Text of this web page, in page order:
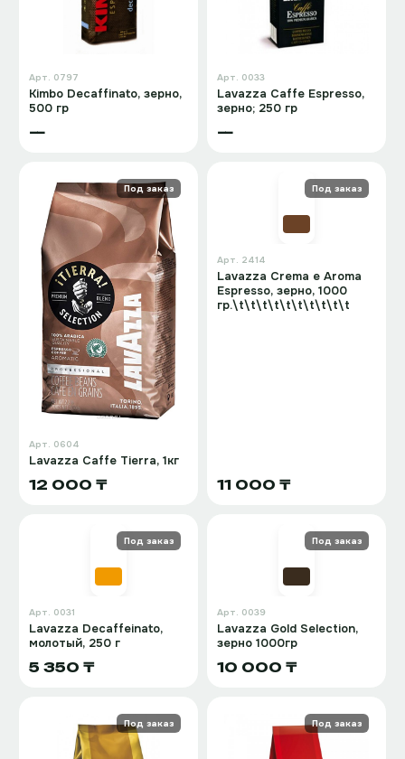
Арт. 0797
Kimbo Decaffinato, зерно,
500 гр
—
Арт. 0033
Lavazza Caffe Espresso,
зерно; 250 гр
—
Под заказ
Арт. 0604
Lavazza Caffe Tierra, 1кг
12 000 ₸
Под заказ
Арт. 2414
Lavazza Crema e Aroma
Espresso, зерно, 1000
гр.\t\t\t\t\t\t\t\t\t\t
11 000 ₸
Под заказ
Арт. 0031
Lavazza Decaffeinato,
молотый, 250 г
5 350 ₸
Под заказ
Арт. 0039
Lavazza Gold Selection,
зерно 1000гр
10 000 ₸
Под заказ Под заказ